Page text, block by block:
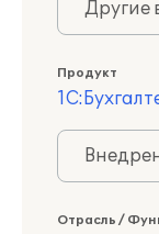
Другие
Продукт
Отрасль /